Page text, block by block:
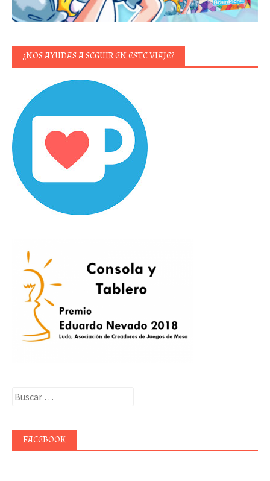
¿NOS AYUDAS A SEGUIR EN ESTE VIAJE?
Buscar:
FACEBOOK